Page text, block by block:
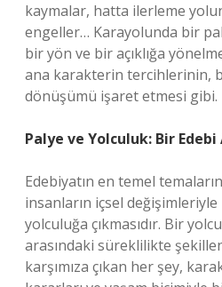
kaymalar, hatta ilerleme
engeller… Karayolunda bir
bir yön ve bir açıklığa
ana karakterin tercihlerinin,
dönüşümü işaret etmesi gibi.
Palye ve Yolculuk: Bir
Edebiyatın en temel
insanların içsel değişimleriyle
yolculuğa çıkmasıdır. Bir
arasındaki süreklilikte
karşımıza çıkan her şey,